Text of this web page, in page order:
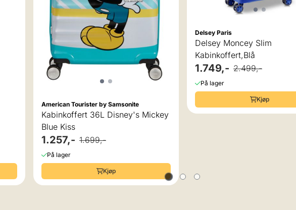
American Tourister by Samsonite
Kabinkoffert 36L Disney's Mickey
Blue Kiss
1.257,- 1.699,-
På lager
Kjøp
Delsey Paris
Delsey Moncey Slim
Kabinkoffert,Blå
1.749,- 2.499,-
På lager
Kjøp